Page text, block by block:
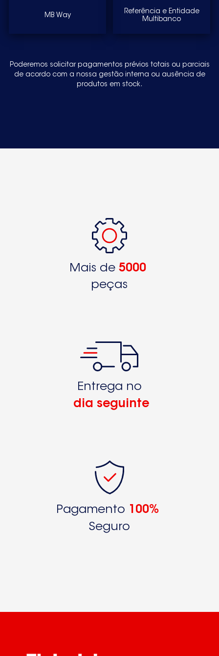
MB Way
Referência e Entidade
Multibanco
Poderemos solicitar pagamentos prévios totais ou parciais
de acordo com a nossa gestão interna ou ausência de
produtos em stock.
Mais de 5000
peças
Entrega no
dia seguinte
Pagamento
100%
Seguro